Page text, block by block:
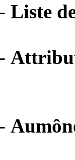
- Liste